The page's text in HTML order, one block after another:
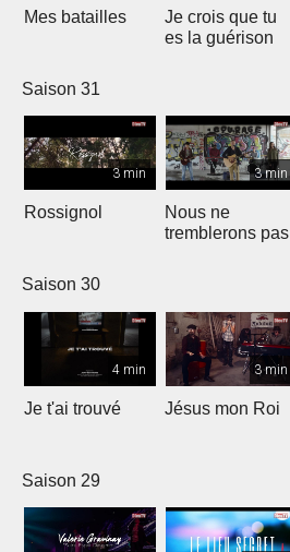
Mes batailles
Je crois que tu
es la guérison
Saison 31
3 min
Rossignol
3 min
Nous ne
tremblerons pas
Saison 30
4 min
Je t'ai trouvé
3 min
Jésus mon Roi
Saison 29